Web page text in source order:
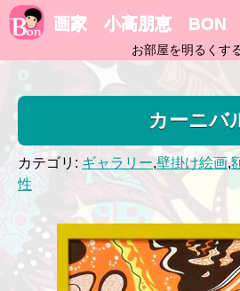
画家 小高朋恵 BON
お部屋を明るくす
カーニバ
カテゴリ: ギャラリー,壁掛け絵画,
性